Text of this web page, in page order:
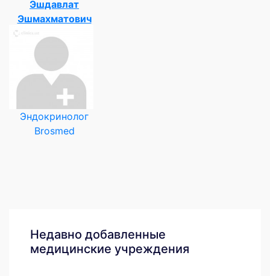
Эшдавлат
Эшмахматович
Эндокринолог
Brosmed
Недавно добавленные
медицинские учреждения